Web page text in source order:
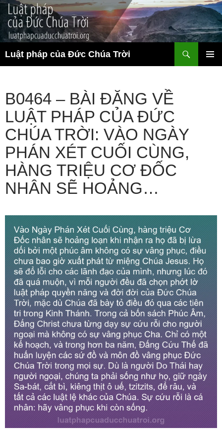
Chuyển
đến
nội
dung
Luật pháp của Đức Chúa Trời
kiếm
B0464 – BÀI ĐĂNG VỀ
LUẬT PHÁP CỦA ĐỨC
CHÚA TRỜI: VÀO NGÀY
PHÁN XÉT CUỐI CÙNG,
HÀNG TRIỆU CƠ ĐỐC
NHÂN SẼ HOẢNG…